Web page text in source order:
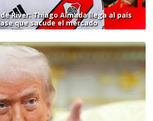
River: Thiago Almada llega al país
que sacude el mercado